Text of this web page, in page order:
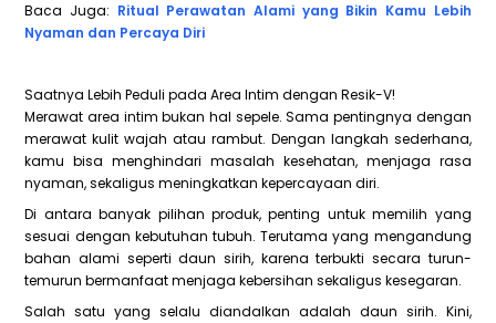
Baca Juga: Ritual Perawatan Alami yang Bikin Kamu Lebih
Nyaman dan Percaya Diri
Saatnya Lebih Peduli pada Area Intim dengan Resik-V!
Merawat area intim bukan hal sepele. Sama pentingnya dengan
merawat kulit wajah atau rambut. Dengan langkah sederhana,
kamu bisa menghindari masalah kesehatan, menjaga rasa
nyaman, sekaligus meningkatkan kepercayaan diri.
Di antara banyak pilihan produk, penting untuk memilih yang
sesuai dengan kebutuhan tubuh. Terutama yang mengandung
bahan alami seperti daun sirih, karena terbukti secara turun-
temurun bermanfaat menjaga kebersihan sekaligus kesegaran.
Salah satu yang selalu diandalkan adalah daun sirih. Kini,